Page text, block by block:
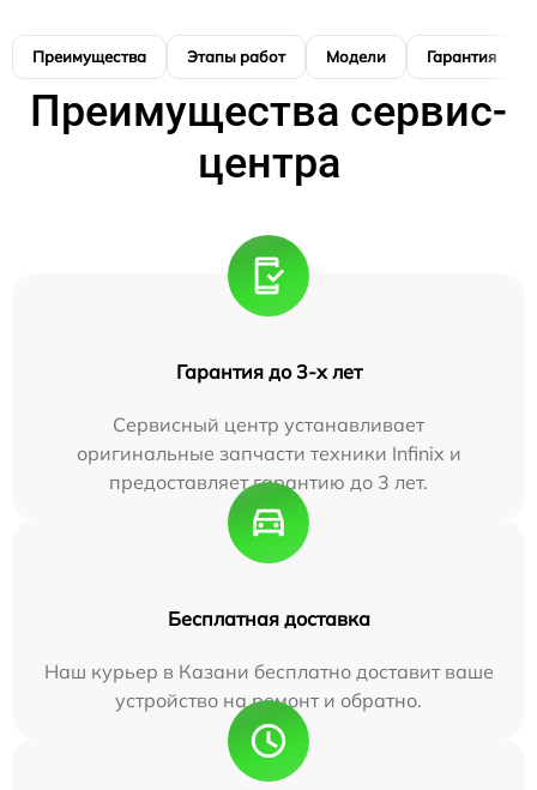
Преимущества Этапы работ Модели Гарантия
Преимущества сервис-
центра
Гарантия до 3-х лет
Сервисный центр устанавливает
оригинальные запчасти техники Infinix и
предоставляет гарантию до 3 лет.
Бесплатная доставка
Наш курьер в Казани бесплатно доставит ваше
устройство на ремонт и обратно.